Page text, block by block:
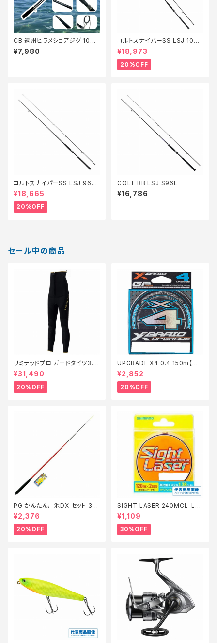
CB 遠州ヒラメショアジグ 100
MH【Tオリ】
¥7,980
コルトスナイパーSS LSJ 100L
【特価ロッド】【20】
¥18,973
20%OFF
コルトスナイパーSS LSJ 96L
【特価ロッド】【20】
¥18,665
20%OFF
COLT BB LSJ S96L
¥16,786
セール中の商品
リミテッドプロ ガードタイツ3.0
FI−540X 黒 LB【特価装備】【2
0】
¥31,490
20%OFF
UPGRADE X4 0.4 150m【特
価仕掛】【20】
¥2,852
20%OFF
PG かんたん川池DX セット 36
0【特価セット】【20】
¥2,376
20%OFF
SIGHT LASER 240MCL−L75
Q 橙 0.2【特価仕掛】【30】
¥1,109
30%OFF